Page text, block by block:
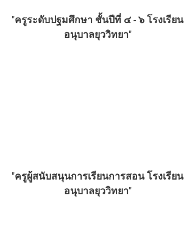
"ครูระดับปฐมศึกษา ชั้นปีที่ ๔ - ๖ โรงเรียน
อนุบาลยุววิทยา"
"ครูผู้สนับสนุนการเรียนการสอน โรงเรียน
อนุบาลยุววิทยา"